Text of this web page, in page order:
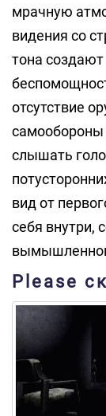
мрачную
видения со
тона
отсутствие
самообороны
слышать
вид от
себя внутри,
Please